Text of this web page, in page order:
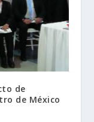
de
de México